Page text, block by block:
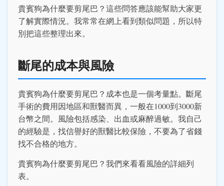
貴賓狗為什麼要剪尾巴？這些問答應該能幫助大家更
了解實際情況。我常常在網上看到類似問題，所以特
別把這些整理出來。
斷尾的成本與風險
貴賓狗為什麼要剪尾巴？成本也是一個考量點。斷尾
手術的費用因地區和獸醫而異，一般在1000到3000新
台幣之間。風險包括感染、出血或麻醉過敏。我自己
的經驗是，找信譽好的獸醫比較保險，不要為了省錢
找不合格的地方。
貴賓狗為什麼要剪尾巴？我們來看看風險的詳細列
表。